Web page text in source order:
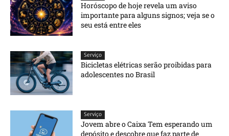
Horóscopo de hoje revela um aviso
importante para alguns signos; veja se o
seu está entre eles
Serviço
Bicicletas elétricas serão proibidas para
adolescentes no Brasil
Serviço
Jovem abre o Caixa Tem esperando um
depósito e descobre que faz parte de